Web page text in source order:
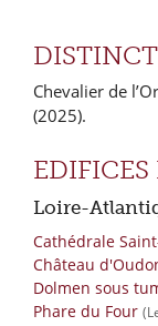
Chevalier de
(2025).
Loire-
Cathédrale
Château
Dolmen sous
Phare du Four